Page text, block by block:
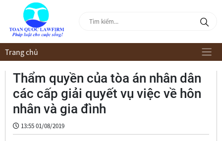
Trang chủ
Thẩm quyền của tòa án nhân dân
các cấp giải quyết vụ việc về hôn
nhân và gia đình
13:55 01/08/2019